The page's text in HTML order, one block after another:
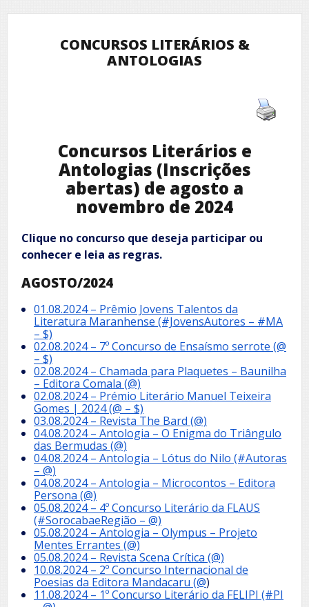
CONCURSOS LITERÁRIOS &
ANTOLOGIAS
Concursos Literários e
Antologias (Inscrições
abertas) de agosto a
novembro de 2024
Clique no concurso que deseja participar ou
conhecer e leia as regras.
AGOSTO/2024
01.08.2024 – Prêmio Jovens Talentos da
Literatura Maranhense (#JovensAutores – #MA
– $)
02.08.2024 – 7º Concurso de Ensaísmo serrote (@
– $)
02.08.2024 – Chamada para Plaquetes – Baunilha
– Editora Comala (@)
02.08.2024 – Prémio Literário Manuel Teixeira
Gomes | 2024 (@ – $)
03.08.2024 – Revista The Bard (@)
04.08.2024 – Antologia – O Enigma do Triângulo
das Bermudas (@)
04.08.2024 – Antologia – Lótus do Nilo (#Autoras
– @)
04.08.2024 – Antologia – Microcontos – Editora
Persona (@)
05.08.2024 – 4º Concurso Literário da FLAUS
(#SorocabaeRegião – @)
05.08.2024 – Antologia – Olympus – Projeto
Mentes Errantes (@)
05.08.2024 – Revista Scena Crítica (@)
10.08.2024 – 2º Concurso Internacional de
Poesias da Editora Mandacaru (@)
11.08.2024 – 1º Concurso Literário da FELIPI (#PI